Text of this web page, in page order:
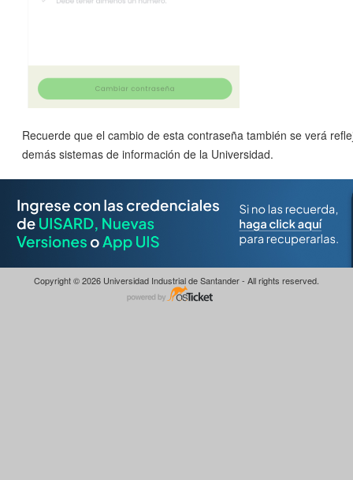
Recuerde que el cambio de esta contraseña también se verá
demás sistemas de información de la Universidad.
Copyright © 2026 Universidad Industrial de Santander - All rights reserved.